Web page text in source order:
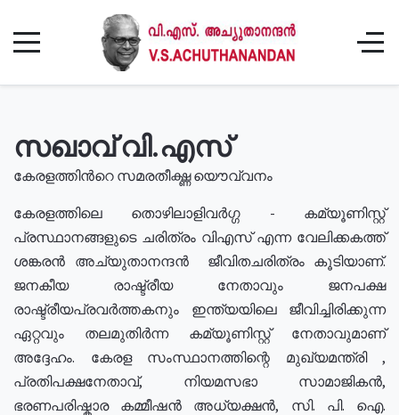
സഖാവ് വി.എസ്
കേരളത്തിൻറെ സമരതീക്ഷ്ണ യൌവ്വനം
കേരളത്തിലെ തൊഴിലാളിവർഗ്ഗ - കമ്യൂണിസ്റ്റ്
പ്രസ്ഥാനങ്ങളുടെ ചരിത്രം വിഎസ് എന്ന വേലിക്കകത്ത്
ശങ്കരൻ അച്യുതാനന്ദൻ ജീവിതചരിത്രം കൂടിയാണ്.
ജനകീയ രാഷ്ട്രീയ നേതാവും ജനപക്ഷ
രാഷ്ട്രീയപ്രവർത്തകനും ഇന്ത്യയിലെ ജീവിച്ചിരിക്കുന്ന
ഏറ്റവും തലമുതിർന്ന കമ്യൂണിസ്റ്റ് നേതാവുമാണ്
അദ്ദേഹം. കേരള സംസ്ഥാനത്തിന്റെ മുഖ്യമന്ത്രി ,
പ്രതിപക്ഷനേതാവ്, നിയമസഭാ സാമാജികൻ,
ഭരണപരിഷ്കാര കമ്മീഷൻ അധ്യക്ഷൻ, സി. പി. ഐ.